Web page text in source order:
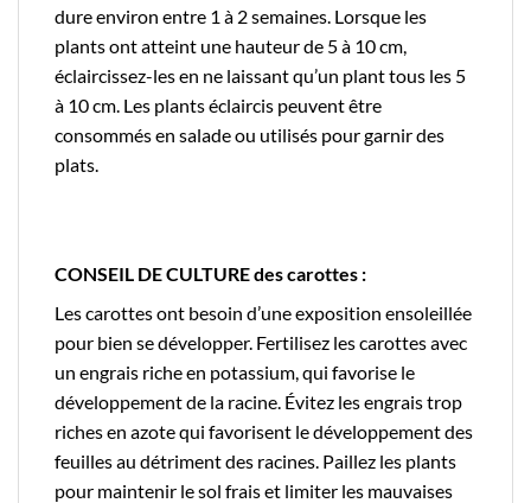
dure environ entre 1 à 2 semaines. Lorsque les
plants ont atteint une hauteur de 5 à 10 cm,
éclaircissez-les en ne laissant qu’un plant tous les 5
à 10 cm. Les plants éclaircis peuvent être
consommés en salade ou utilisés pour garnir des
plats.
CONSEIL DE CULTURE des carottes :
Les carottes ont besoin d’une exposition ensoleillée
pour bien se développer. Fertilisez les carottes avec
un engrais riche en potassium, qui favorise le
développement de la racine. Évitez les engrais trop
riches en azote qui favorisent le développement des
feuilles au détriment des racines. Paillez les plants
pour maintenir le sol frais et limiter les mauvaises